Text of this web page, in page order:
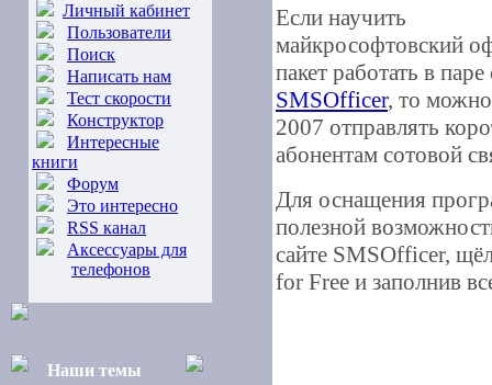
Личный кабинет
Пользователи
Поиск
Написать нам
Тест скорости
Конструктор
Интересные
книги
Форум
Это интересно
RSS канал
Аксессуары для
телефонов
Наши темы
Если научить
майкрософтовский
пакет работать в
SMSOfficer, то
2007 отправлять
абонентам сотовой
Для оснащения
полезной
сайте SMSOfficer,
for Free и заполнив